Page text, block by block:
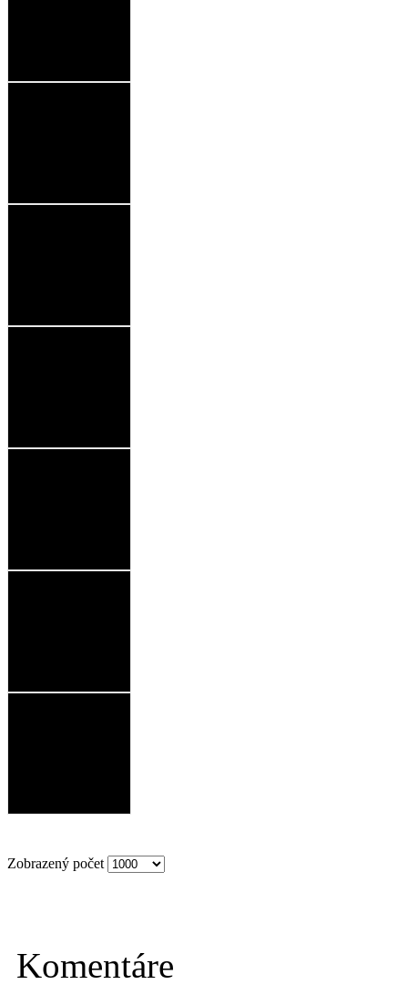
Zobrazený počet
Komentáre